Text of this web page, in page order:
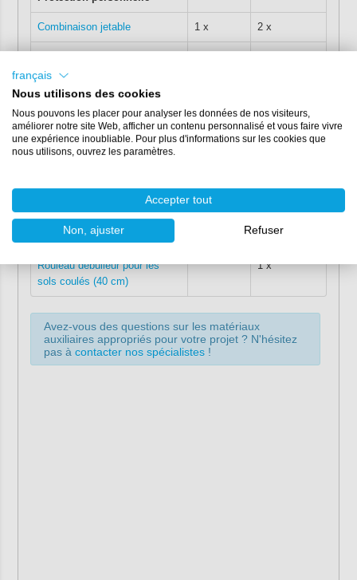
Combinaison jetable 1 x 2 x
nivellement
Mélangeur à spirale 1 x 1 x
Truelle en acier inoxydable
Raclette avec goupille 1 x
Rouleau débulleur pour les
sols coulés (18 cm)
Rouleau débulleur pour les
sols coulés (40 cm)
1 x
Avez-vous des questions sur les matériaux
auxiliaires appropriés pour votre projet ? N'hésitez
pas à contacter nos spécialistes!
français
Nous utilisons des cookies
Nous pouvons les placer pour analyser les données de nos visiteurs,
améliorer notre site Web, afficher un contenu personnalisé et vous faire vivre
une expérience inoubliable. Pour plus d'informations sur les cookies que
nous utilisons, ouvrez les paramètres.
Accepter tout
Non, ajuster Refuser